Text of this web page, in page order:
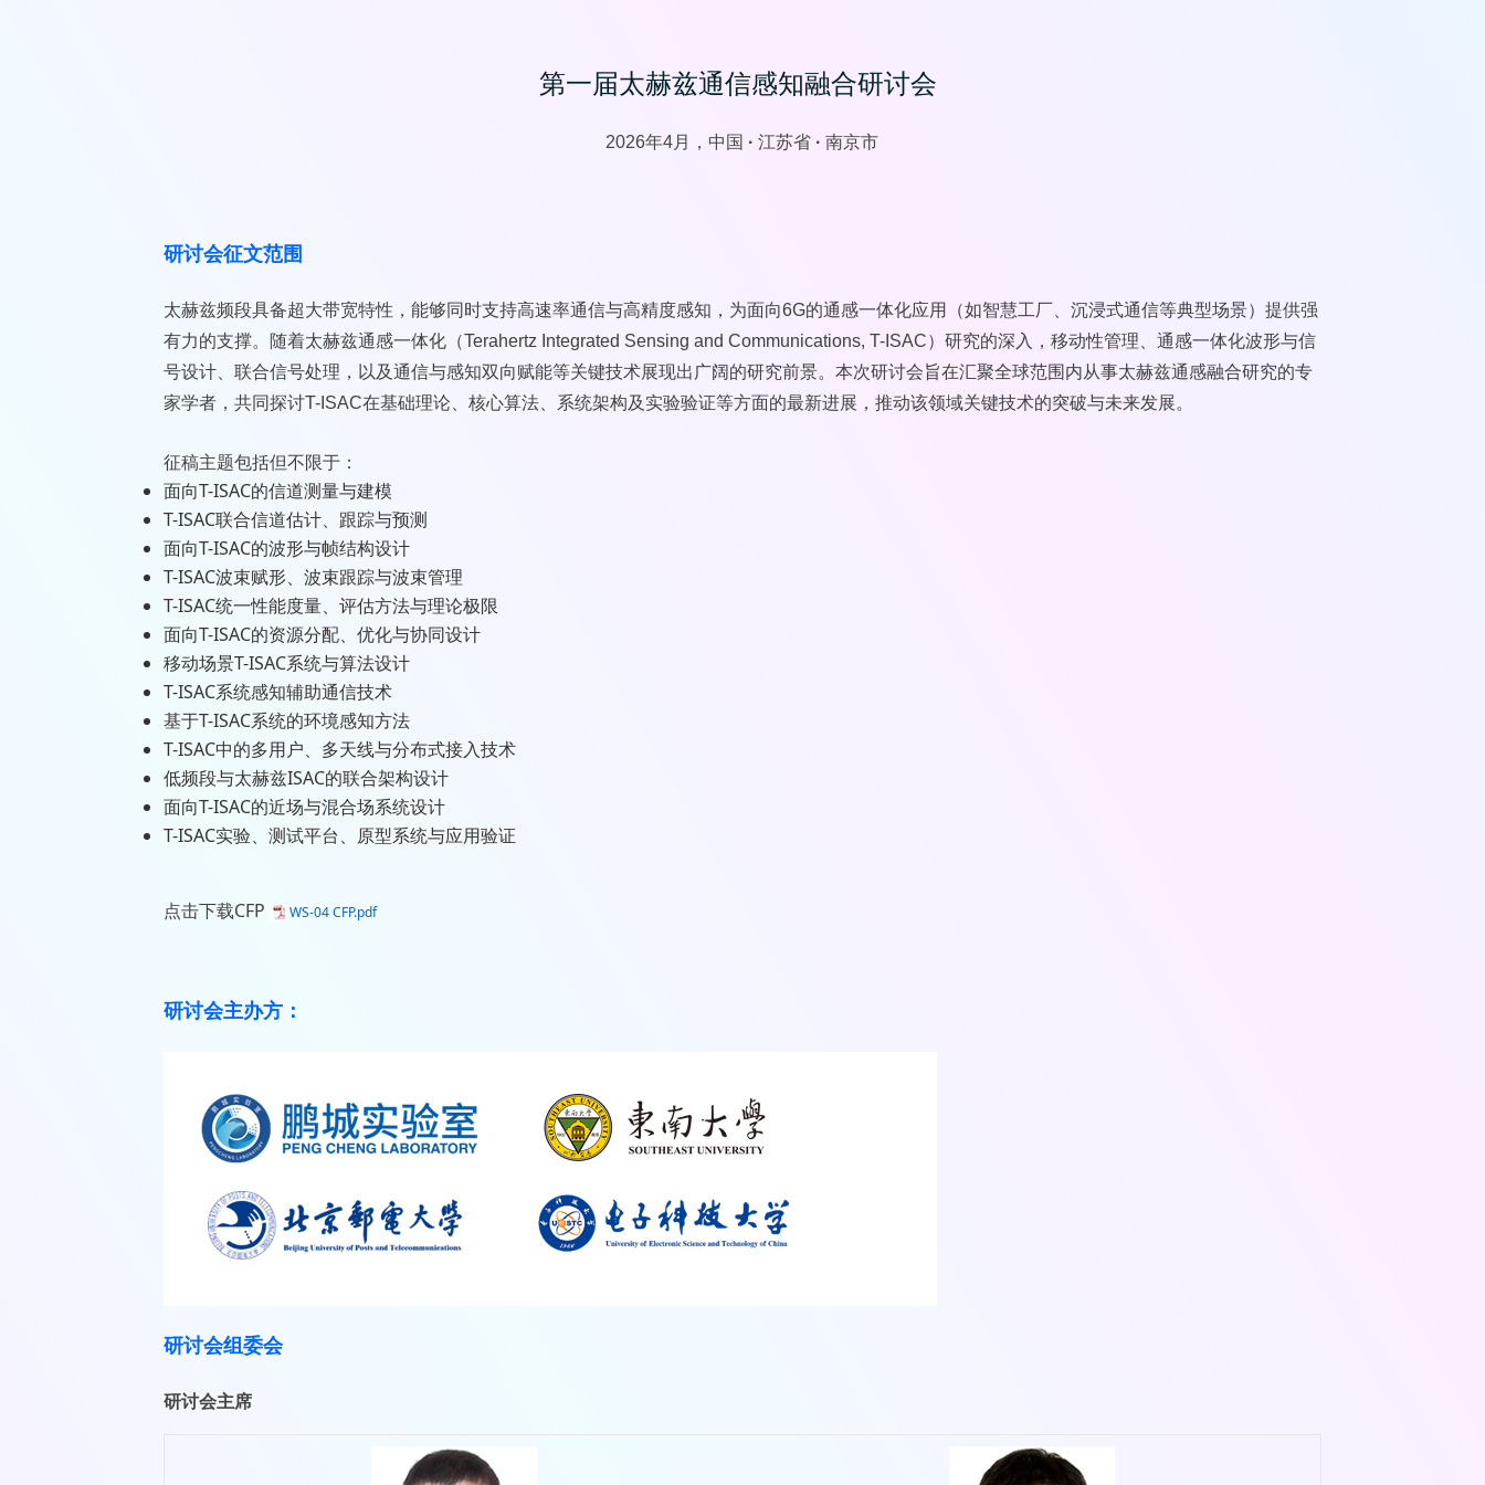
第一届太赫兹通信感知融合研讨会
2026年4月，中国 ·江苏省 ·南京市
研讨会征文范围
太赫兹频段具备超大带宽特性，能够同时支持高速率通信与高精度感知，为面向6G的通感一体化应用（如智慧工厂、沉浸式通信等典型场景）提供强
有力的支撑。随着太赫兹通感一体化（Terahertz Integrated Sensing and Communications, T-ISAC）研究的深入，移动性管理、通感一体化波形与信
号设计、联合信号处理，以及通信与感知双向赋能等关键技术展现出广阔的研究前景。本次研讨会旨在汇聚全球范围内从事太赫兹通感融合研究的专
家学者，共同探讨T-ISAC在基础理论、核心算法、系统架构及实验验证等方面的最新进展，推动该领域关键技术的突破与未来发展。
征稿主题包括但不限于：
面向T-ISAC的信道测量与建模
T-ISAC联合信道估计、跟踪与预测
面向T-ISAC的波形与帧结构设计
T-ISAC波束赋形、波束跟踪与波束管理
T-ISAC统一性能度量、评估方法与理论极限
面向T-ISAC的资源分配、优化与协同设计
移动场景T-ISAC系统与算法设计
T-ISAC系统感知辅助通信技术
基于T-ISAC系统的环境感知方法
T-ISAC中的多用户、多天线与分布式接入技术
低频段与太赫兹ISAC的联合架构设计
面向T-ISAC的近场与混合场系统设计
T-ISAC实验、测试平台、原型系统与应用验证
点击下载CFP WS-04 CFP.pdf
研讨会主办方：
研讨会组委会
研讨会主席